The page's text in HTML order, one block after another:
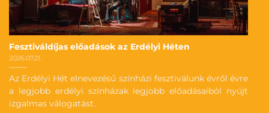
Fesztiváldíjas előadások az Erdélyi Héten
2026.07.21.
Az Erdélyi Hét elnevezésű színházi fesztiválunk évről évre
a legjobb erdélyi színházak legjobb előadásaiból nyújt
izgalmas válogatást.